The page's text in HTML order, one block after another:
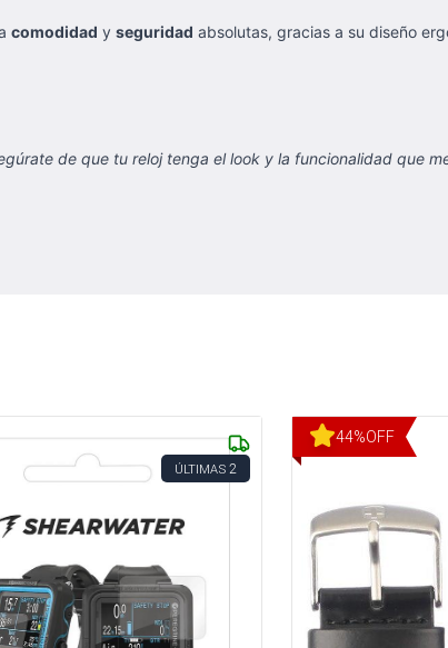
comodidad y seguridad absolutas, gracias a su diseño
de que tu reloj tenga el look y la funcionalidad que
ÚLTIMAS 2
44%OFF